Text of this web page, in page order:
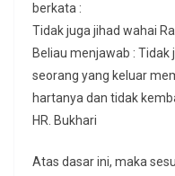
berkata :
Tidak juga jihad wahai
Beliau menjawab : Tidak
seorang yang keluar
hartanya dan tidak
HR. Bukhari
Atas dasar ini, maka